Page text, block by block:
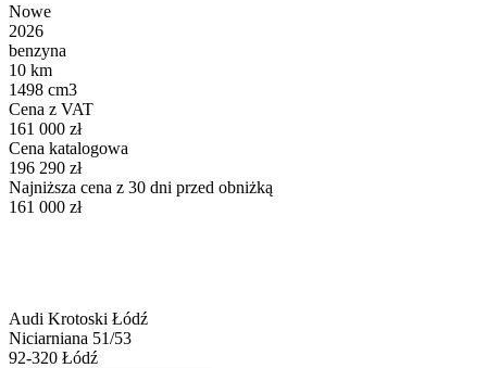
Nowe
2026
benzyna
10 km
1498 cm3
Cena z VAT
161 000 zł
Cena katalogowa
196 290 zł
Najniższa cena z 30 dni przed obniżką
161 000 zł
Audi Krotoski Łódź
Niciarniana 51/53
92-320 Łódź